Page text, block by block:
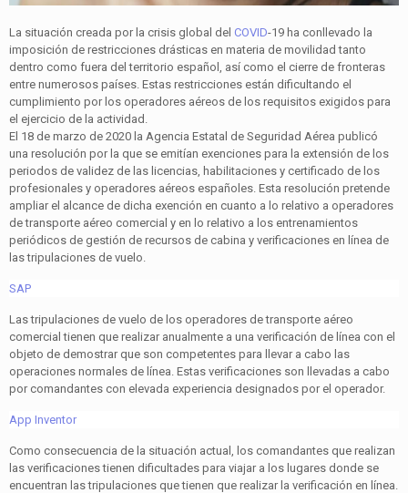
La situación creada por la crisis global del COVID-19 ha conllevado la
imposición de restricciones drásticas en materia de movilidad tanto
dentro como fuera del territorio español, así como el cierre de fronteras
entre numerosos países. Estas restricciones están dificultando el
cumplimiento por los operadores aéreos de los requisitos exigidos para
el ejercicio de la actividad.
El 18 de marzo de 2020 la Agencia Estatal de Seguridad Aérea publicó
una resolución por la que se emitían exenciones para la extensión de los
periodos de validez de las licencias, habilitaciones y certificado de los
profesionales y operadores aéreos españoles. Esta resolución pretende
ampliar el alcance de dicha exención en cuanto a lo relativo a operadores
de transporte aéreo comercial y en lo relativo a los entrenamientos
periódicos de gestión de recursos de cabina y verificaciones en línea de
las tripulaciones de vuelo.
SAP
Las tripulaciones de vuelo de los operadores de transporte aéreo
comercial tienen que realizar anualmente a una verificación de línea con el
objeto de demostrar que son competentes para llevar a cabo las
operaciones normales de línea. Estas verificaciones son llevadas a cabo
por comandantes con elevada experiencia designados por el operador.
App Inventor
Como consecuencia de la situación actual, los comandantes que realizan
las verificaciones tienen dificultades para viajar a los lugares donde se
encuentran las tripulaciones que tienen que realizar la verificación en línea.